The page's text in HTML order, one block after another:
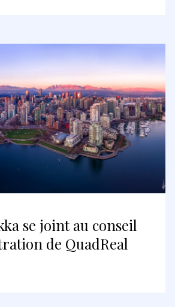
se joint au conseil
de QuadReal